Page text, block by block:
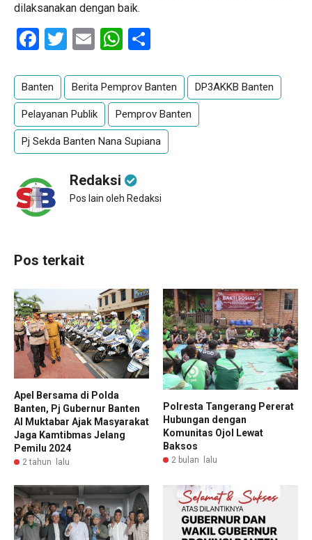
dilaksanakan dengan baik.
Facebook
Twitter
EmailWhatsApp
Banten Berita Pemprov Banten DP3AKKB Banten
Pelayanan Publik Pemprov Banten
Pj Sekda Banten Nana Supiana
Redaksi
Pos lain oleh Redaksi
Pos terkait
Apel Bersama di Polda
Banten, Pj Gubernur Banten
Al Muktabar Ajak Masyarakat
Jaga Kamtibmas Jelang
Pemilu 2024
2 tahun lalu
Polresta Tangerang Pererat
Hubungan dengan
Komunitas Ojol Lewat
Baksos
2 bulan lalu